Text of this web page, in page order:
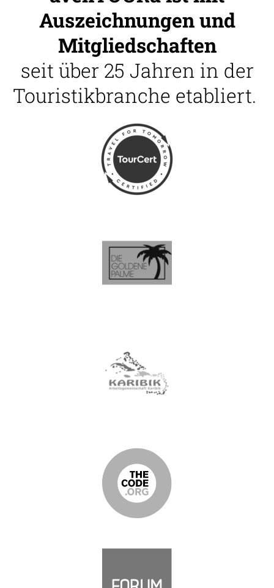
Auszeichnungen und
Mitgliedschaften
seit über 25 Jahren in der
Touristikbranche etabliert.